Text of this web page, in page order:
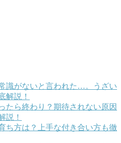
識がないと言われた…。うざい
解説！
たら終わり？期待されない原因
説！
ち方は？上手な付き合い方も徹